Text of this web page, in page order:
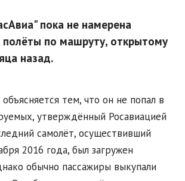
пока не намерена
полёты по машруту, открытому
назад.
тем, что он не попал в
утверждённый Росавиацией
самолёт, осуществивший
2016 года, был загружен
обычно пассажиры выкупали